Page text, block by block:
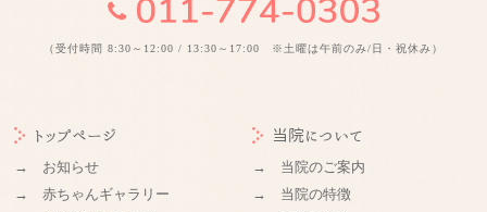
（受付時間 8:30～12:00 / 13:30～17:00 ※土曜は午前のみ/日・祝休み）
トップページ
→ お知らせ
→ 赤ちゃんギャラリー
当院について
→ 当院のご案内
→ 当院の特徴